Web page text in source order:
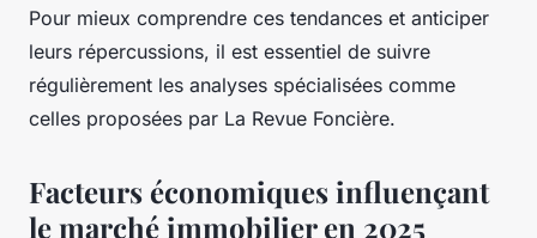
Pour mieux comprendre ces tendances et anticiper
leurs répercussions, il est essentiel de suivre
régulièrement les analyses spécialisées comme
celles proposées par La Revue Foncière.
Facteurs économiques influençant
le marché immobilier en 2025